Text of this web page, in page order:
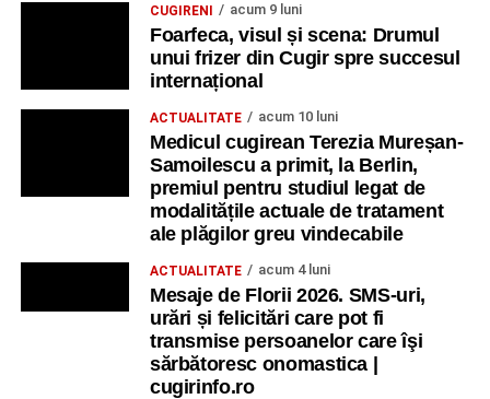
CUGIRENI acum 9 luni
Foarfeca, visul și scena: Drumul
unui frizer din Cugir spre succesul
internațional
ACTUALITATE acum 10 luni
Medicul cugirean Terezia Mureșan-
Samoilescu a primit, la Berlin,
premiul pentru studiul legat de
modalitățile actuale de tratament
ale plăgilor greu vindecabile
ACTUALITATE acum 4 luni
Mesaje de Florii 2026. SMS-uri,
urări și felicitări care pot fi
transmise persoanelor care îşi
sărbătoresc onomastica |
cugirinfo.ro